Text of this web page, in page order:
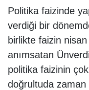
Politika faizinde
verdiği bir
birlikte faizin nisan
anımsatan
politika faizinin
doğrultuda zaman